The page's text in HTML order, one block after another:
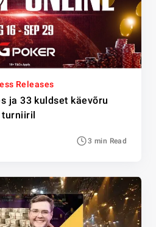
Releases
ja 33 kuldset käevõru
turniiril
3 min Read